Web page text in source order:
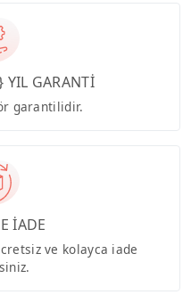
GARANTİ
garantilidir.
İADE
ve kolayca iade